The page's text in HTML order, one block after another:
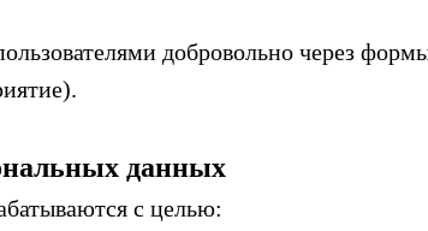
добровольно через
данных
с целью: